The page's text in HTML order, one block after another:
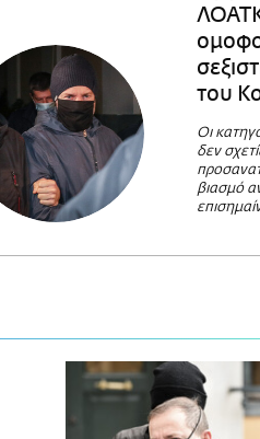
του
Οι
δεν
βιασμό